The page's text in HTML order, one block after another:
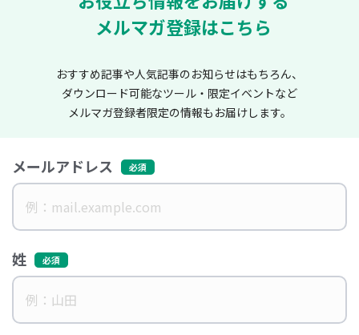
メルマガ登録はこちら
おすすめ記事や人気記事のお知らせはもちろん、
ダウンロード可能なツール・限定イベントなど
メルマガ登録者限定の情報もお届けします。
メールアドレス
姓